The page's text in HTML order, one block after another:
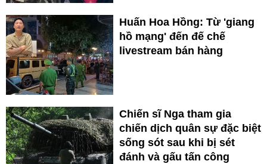
Huấn Hoa Hồng: Từ 'giang
hồ mạng' đến đế chế
livestream bán hàng
Chiến sĩ Nga tham gia
chiến dịch quân sự đặc biệt
sống sót sau khi bị sét
đánh và gấu tấn công